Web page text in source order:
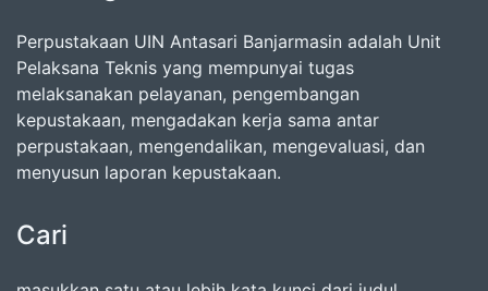
Perpustakaan UIN Antasari Banjarmasin adalah Unit
Pelaksana Teknis yang mempunyai tugas
melaksanakan pelayanan, pengembangan
kepustakaan, mengadakan kerja sama antar
perpustakaan, mengendalikan, mengevaluasi, dan
menyusun laporan kepustakaan.
Cari